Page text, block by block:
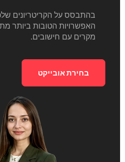
בהתבסס על הקריטריונים
מקרים עם חישובים.
בחירת אובייקט